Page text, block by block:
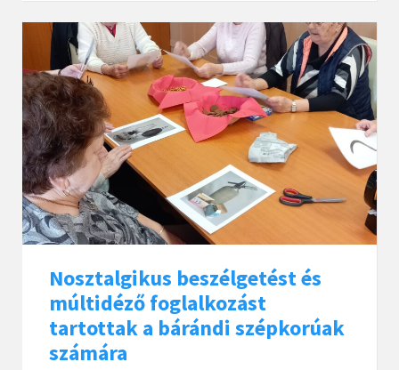
Nosztalgikus beszélgetést és
múltidéző foglalkozást
tartottak a bárándi szépkorúak
számára